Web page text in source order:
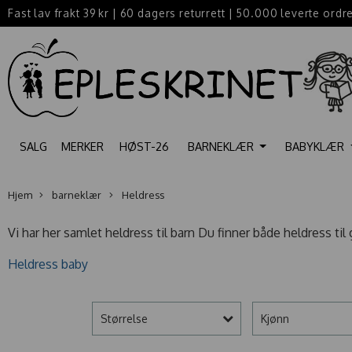
Fast lav frakt 39 kr | 60 dagers returrett | 50.000 leverte
SALG MERKER HØST-26 BARNEKLÆR BABYKLÆR
Hjem barneklær Heldress
Vi har her samlet heldress til barn Du finner både heldress
Heldress baby
Størrelse Kjønn